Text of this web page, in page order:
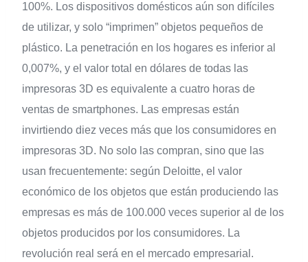
100%. Los dispositivos domésticos aún son difíciles
de utilizar, y solo “imprimen” objetos pequeños de
plástico. La penetración en los hogares es inferior al
0,007%, y el valor total en dólares de todas las
impresoras 3D es equivalente a cuatro horas de
ventas de smartphones. Las empresas están
invirtiendo diez veces más que los consumidores en
impresoras 3D. No solo las compran, sino que las
usan frecuentemente: según Deloitte, el valor
económico de los objetos que están produciendo las
empresas es más de 100.000 veces superior al de los
objetos producidos por los consumidores. La
revolución real será en el mercado empresarial.